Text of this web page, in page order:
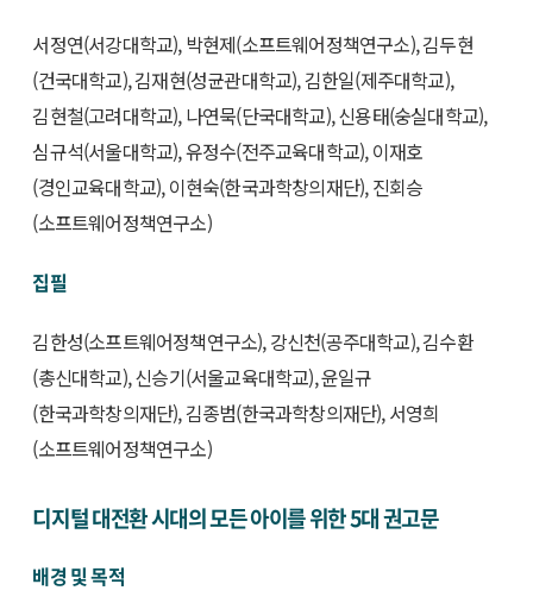
서정연(서강대학교), 박현제(소프트웨어정책연구소), 김두현
(건국대학교), 김재현(성균관대학교), 김한일(제주대학교),
김현철(고려대학교), 나연묵(단국대학교), 신용태(숭실대학교),
심규석(서울대학교), 유정수(전주교육대학교), 이재호
(경인교육대학교), 이현숙(한국과학창의재단), 진회승
(소프트웨어정책연구소)
집필
김한성(소프트웨어정책연구소), 강신천(공주대학교), 김수환
(총신대학교), 신승기(서울교육대학교), 윤일규
(한국과학창의재단), 김종범(한국과학창의재단), 서영희
(소프트웨어정책연구소)
디지털 대전환 시대의 모든 아이를 위한 5대 권고문
배경 및 목적